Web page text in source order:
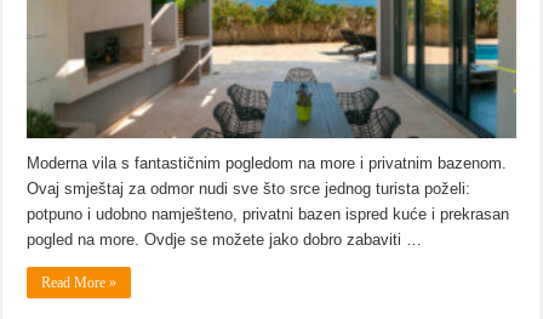
Moderna vila s fantastičnim pogledom na more i privatnim bazenom.
Ovaj smještaj za odmor nudi sve što srce jednog turista poželi:
potpuno i udobno namješteno, privatni bazen ispred kuće i prekrasan
pogled na more. Ovdje se možete jako dobro zabaviti …
Read More »